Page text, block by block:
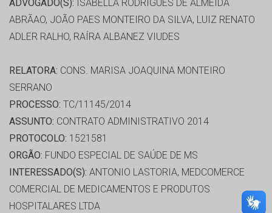
ADVOGADO(S): ISABELLA RODRIGUES DE ALMEIDA
ABRÃAO, JOÃO PAES MONTEIRO DA SILVA, LUIZ RENATO
ADLER RALHO, RAÍRA ALBANEZ VIUDES
RELATORA: CONS. MARISA JOAQUINA MONTEIRO
SERRANO
PROCESSO: TC/11145/2014
ASSUNTO: CONTRATO ADMINISTRATIVO 2014
PROTOCOLO: 1521581
ORGÃO: FUNDO ESPECIAL DE SAÚDE DE MS
INTERESSADO(S): ANTONIO LASTORIA, MEDCOMERCE
COMERCIAL DE MEDICAMENTOS E PRODUTOS
HOSPITALARES LTDA